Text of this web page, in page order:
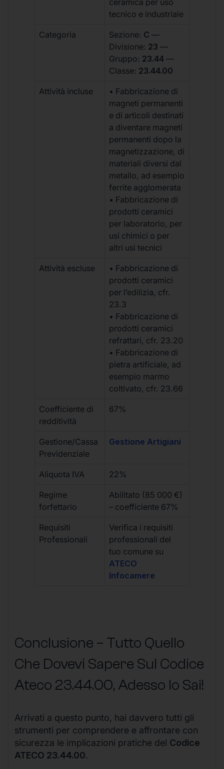
tecnico e industriale
Categoria Sezione: C —
Divisione: 23 —
Gruppo: 23.44 —
Classe: 23.44.00
Attività incluse
• Fabbricazione di
magneti permanenti
e di articoli destinati
a diventare magneti
permanenti dopo la
magnetizzazione, di
materiali diversi dal
metallo, ad esempio
ferrite agglomerata
• Fabbricazione di
prodotti ceramici
per laboratorio, per
usi chimici o per
altri usi tecnici
Attività escluse
• Fabbricazione di
prodotti ceramici
per l’edilizia, cfr.
23.3
• Fabbricazione di
prodotti ceramici
refrattari, cfr. 23.20
• Fabbricazione di
pietra artificiale, ad
esempio marmo
coltivato, cfr. 23.66
Coefficiente di
redditività
67%
Gestione/Cassa
Previdenziale
Gestione Artigiani
Aliquota IVA 22%
Regime
forfettario
Abilitato (85 000 €)
– coefficiente 67%
Requisiti
Professionali
Verifica i requisiti
professionali del
tuo comune su
ATECO
Infocamere
Conclusione – Tutto Quello
Che Dovevi Sapere Sul Codice
Ateco 23.44.00, Adesso lo Sai!
Arrivati a questo punto, hai davvero tutti gli
strumenti per comprendere e affrontare con
sicurezza le implicazioni pratiche del Codice
ATECO 23.44.00.